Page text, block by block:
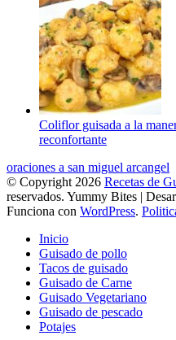
Coliflor guisada a la
reconfortante
oraciones a san miguel arcangel
© Copyright 2026 Recetas de
reservados. Yummy Bites |
Funciona con WordPress.
Inicio
Guisado de pollo
Tacos de guisado
Guisado de Carne
Guisado Vegetariano
Guisado de pescado
Potajes